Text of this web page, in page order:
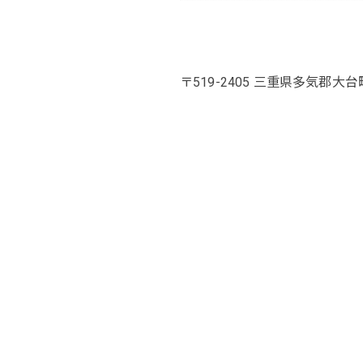
〒519-2405 三重県多気郡大台